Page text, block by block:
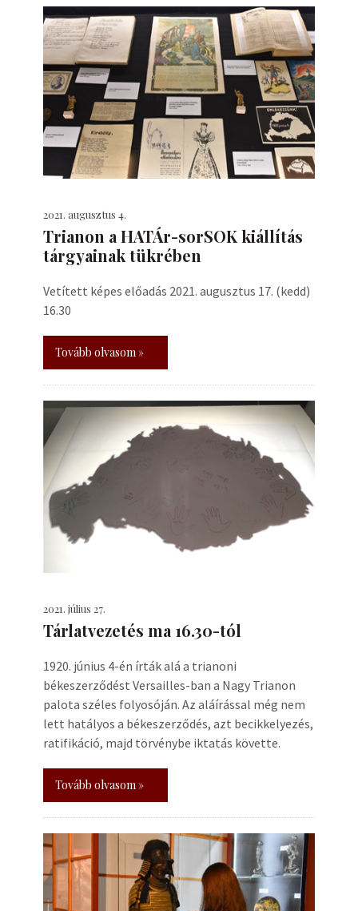
2021. augusztus 4.
Trianon a HATÁr-sorSOK kiállítás
tárgyainak tükrében
Vetített képes előadás 2021. augusztus 17. (kedd)
16.30
Tovább olvasom »
2021. július 27.
Tárlatvezetés ma 16.30-tól
1920. június 4-én írták alá a trianoni
békeszerződést Versailles-ban a Nagy Trianon
palota széles folyosóján. Az aláírással még nem
lett hatályos a békeszerződés, azt becikkelyezés,
ratifikáció, majd törvénybe iktatás követte.
Tovább olvasom »